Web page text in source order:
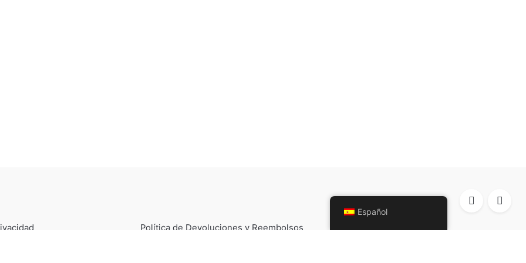
Política de Devoluciones y Reembolsos Política de cookies
Español